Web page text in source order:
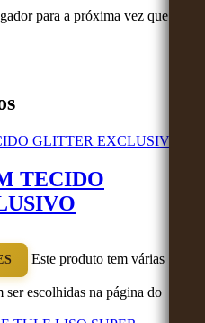
para a próxima vez que eu
TECIDO
Este produto tem várias
ser escolhidas na página do